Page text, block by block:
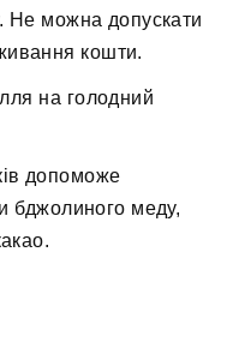
Не можна допускати
кошти.
на голодний
допоможе
бджолиного меду,